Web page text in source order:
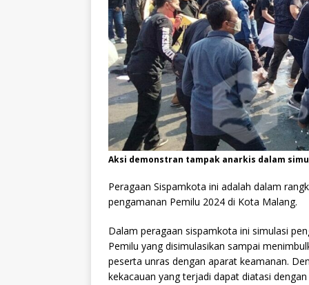
Aksi demonstran tampak anarkis dalam
Peragaan Sispamkota ini adalah dalam
pengamanan Pemilu 2024 di Kota Malang.
Dalam peragaan sispamkota ini simulasi
Pemilu yang disimulasikan sampai
peserta unras dengan aparat keamanan.
kekacauan yang terjadi dapat diatasi